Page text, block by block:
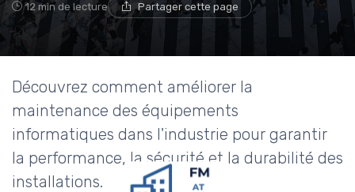
12 min de lecture Partager cette page
Découvrez comment améliorer la
maintenance des équipements
informatiques dans l'industrie pour garantir
la performance, la sécurité et la durabilité des
installations.